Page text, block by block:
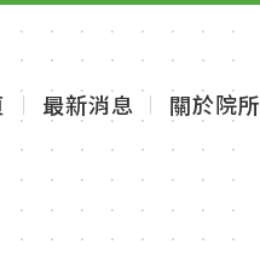
最新消息 關於院所